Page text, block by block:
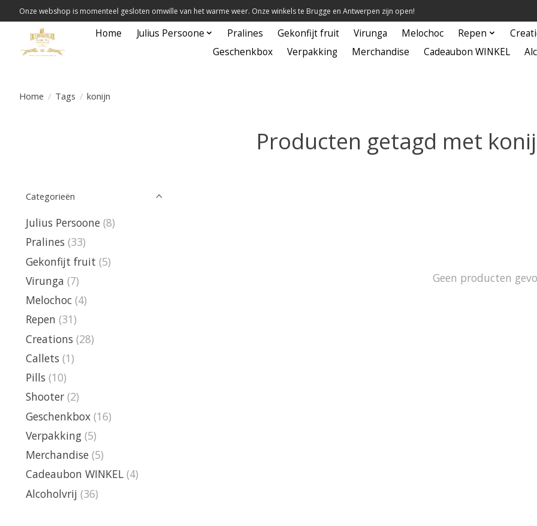
Onze webshop is momenteel gesloten omwille van het warme weer. Onze winkels te Brugge en Antwerpen zijn open!
Home Julius Persoone Pralines Gekonfijt fruit Virunga Melochoc Repen
Geschenkbox
Verpakking Merchandise Cadeaubon WINKEL
Home / Tags / konijn
Producten getagd met
Categorieën
Julius Persoone (8)
Pralines (33)
Gekonfijt fruit (5)
Virunga (7)
Melochoc (4)
Repen (31)
Creations (28)
Callets (1)
Pills (10)
Shooter (2)
Geschenkbox (16)
Verpakking (5)
Merchandise (5)
Cadeaubon WINKEL (4)
Alcoholvrij (36)
Geen producten